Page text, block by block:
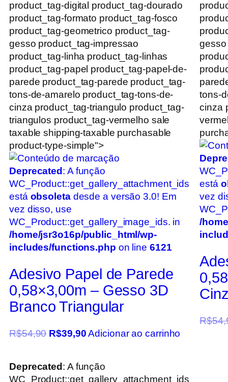
product_tag-digital product_tag-dourado
product_tag-formato product_tag-fosco
product_tag-geometrico product_tag-
gesso product_tag-impressao
product_tag-linha product_tag-linhas
product_tag-papel product_tag-papel-de-
parede product_tag-parede product_tag-
tons-de-amarelo product_tag-tons-de-
cinza product_tag-triangulo product_tag-
triangulos product_tag-vermelho sale
taxable shipping-taxable purchasable
product-type-simple">
Deprecated : A função
WC_Product::get_gallery_attachment_ids
está obsoletadesde a versão 3.0! Em
vez disso, use
WC_Product::get_gallery_image_ids. in
/home/jsr3o16p/public_html/wp-
includes/functions.php on line 6121
Adesivo Papel de Parede
0,58×3,00m – Gesso 3D
Branco Triangular
R$54,90 R$39,90 Adicionar ao carrinho
tons-
cinza
está
vez
/
R$
Deprecated: A função
WC_Product::get_gallery_attachment_ids